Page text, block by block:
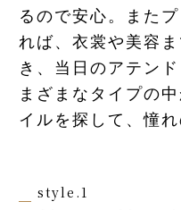
ク
るので安心。また
れば、衣裳や美容
き、当日のアテン
まざまなタイプの
イルを探して、憧
style.1